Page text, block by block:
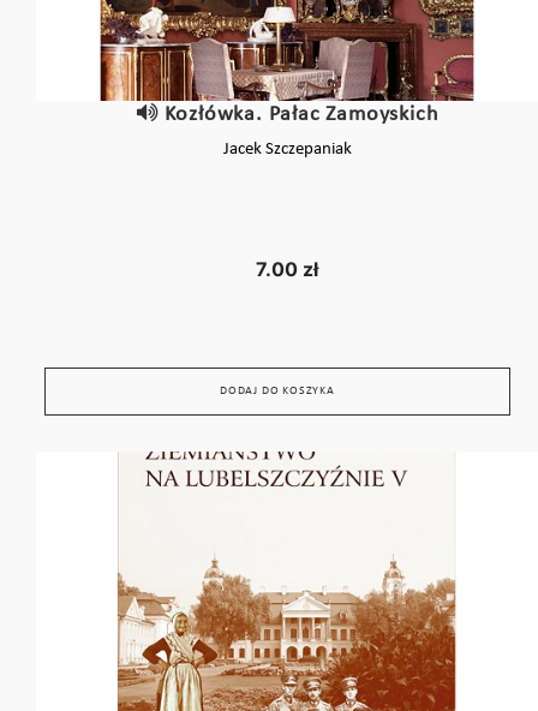
Kozłówka. Pałac Zamoyskich
Jacek Szczepaniak
7.00 zł
DODAJ DO KOSZYKA